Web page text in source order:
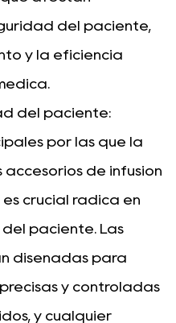
del paciente,
y la eficiencia
del paciente:
por las que la
de infusión
crucial radica en
paciente. Las
diseñadas para
y controladas
y cualquier